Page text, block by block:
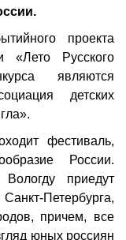
проекта
«Лето Русского
являются
детских
фестиваль,
России.
приедут
Петербурга,
причем, все
юных россиян